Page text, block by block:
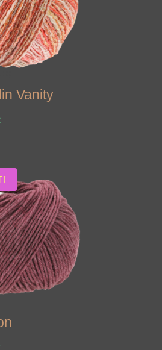
Vanity
Aktueller
5,00 €.